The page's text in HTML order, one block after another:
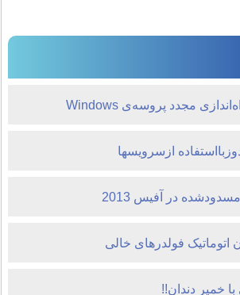
4 راه جالب برای راه‌اندازی مجدد پروسه‌ی Windows
ازسرويسها
در آفیس 2013
فولدرهای خالی
خمیر دندان!!